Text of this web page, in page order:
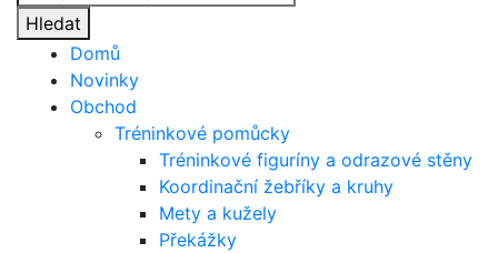
search
Hledat
Domů
Novinky
Obchod
Tréninkové pomůcky
Tréninkové figuríny a odrazové stěny
Koordinační žebříky a kruhy
Mety a kužely
Překážky